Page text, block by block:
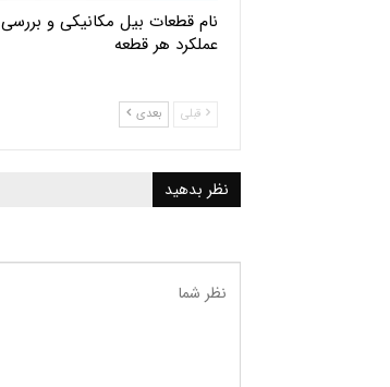
نام قطعات بیل مکانیکی و بررسی
عملکرد هر قطعه
قبلی بعدی
نظر بدهید